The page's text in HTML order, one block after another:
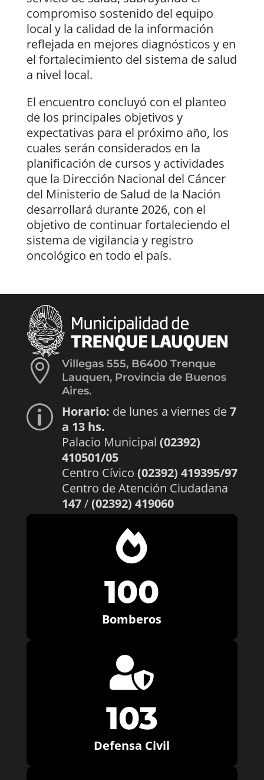
compromiso sostenido del equipo
local y la calidad de la información
reflejada en mejores diagnósticos y en
el fortalecimiento del sistema de salud
a nivel local.
El encuentro concluyó con el planteo
de los principales objetivos y
expectativas para el próximo año, los
cuales serán considerados en la
planificación de cursos y actividades
que la Dirección Nacional del Cáncer
del Ministerio de Salud de la Nación
desarrollará durante 2026, con el
objetivo de continuar fortaleciendo el
sistema de vigilancia y registro
oncológico en todo el país.

Villegas 555, B6400 Trenque
Lauquen, Provincia de Buenos
Aires.
p Horario: de lunes a viernes de7
a 13 hs.
Palacio Municipal (02392)
410501/05
Centro Cívico (02392) 419395/97
Centro de Atención Ciudadana
147/(02392) 419060

100
Bomberos

103
Defensa Civil